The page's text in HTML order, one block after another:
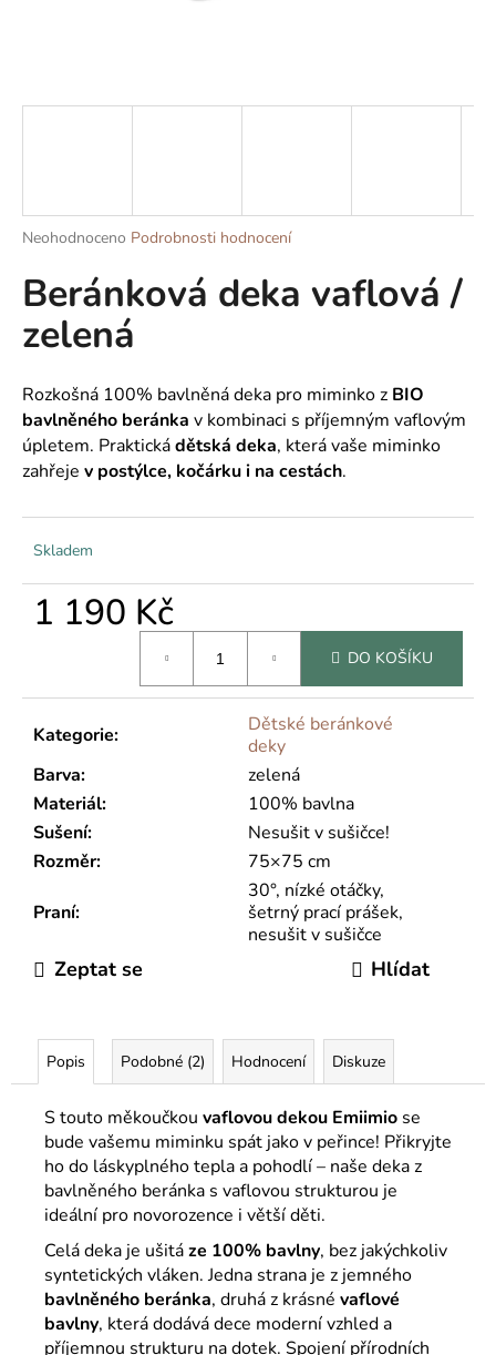
Průměrné
produktu
je
z
hvězdiček.
Neohodnoceno Podrobnosti hodnocení
Beránková deka vaflová /
zelená
Rozkošná 100% bavlněná deka pro miminko z BIO
bavlněného beránka v kombinaci s příjemným vaflovým
úpletem. Praktickádětská deka, která vaše miminko
zahřeje v postýlce, kočárku i na cestách.
Skladem
1 190 Kč
DO KOŠÍKU
Kategorie:
Dětské beránkové
deky
Barva:
zelená
Materiál:
100% bavlna
Sušení:
Nesušit v sušičce!
Rozměr: 75×75 cm
Praní:
30°, nízké otáčky,
šetrný prací prášek,
nesušit v sušičce
Zeptat se Hlídat
Popis Podobné (2) Hodnocení Diskuze
S touto měkoučkou vaflovou dekou Emiimio se
bude vašemu miminku spát jako v peřince! Přikryjte
ho do láskyplného tepla a pohodlí – naše deka z
bavlněného beránka s vaflovou strukturou je
ideální pro novorozence i větší děti.
Celá deka je ušitáze 100% bavlny, bez jakýchkoliv
syntetických vláken. Jedna strana je z jemného
bavlněného beránka, druhá z krásné vaflové
bavlny, která dodává dece moderní vzhled a
příjemnou strukturu na dotek. Spojení přírodních
t
D
p
o
r
u
u
m